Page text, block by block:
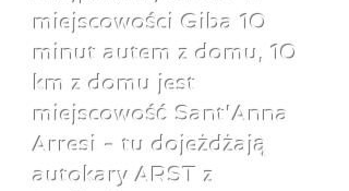
miejscowości Giba 10
minut autem z domu, 10
km z domu jest
miejscowość Sant'Anna
Arresi - tu dojeżdżają
autokary ARST z